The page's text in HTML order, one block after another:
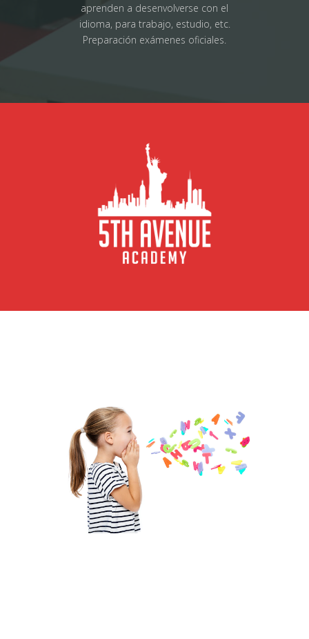
aprenden a desenvolverse con el
idioma, para trabajo, estudio, etc.
Preparación exámenes oficiales.